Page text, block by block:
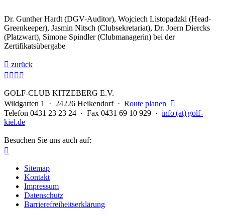
Dr. Gunther Hardt (DGV-Auditor), Wojciech Listopadzki (Head-
Greenkeeper), Jasmin Nitsch (Clubsekretariat), Dr. Joern Diercks
(Platzwart), Simone Spindler (Clubmanagerin) bei der
Zertifikatsübergabe
 zurück
   
GOLF-CLUB KITZEBERG E.V.
Wildgarten 1 · 24226 Heikendorf · Route planen

Telefon 0431 23 23 24 · Fax 0431 69 10 929 · info (at) golf-
kiel.de
Besuchen Sie uns auch auf:

Sitemap
Kontakt
Impressum
Datenschutz
Barrierefreiheitserklärung